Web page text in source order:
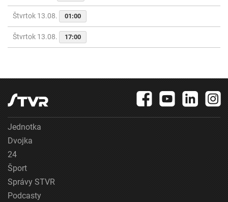
Štvrtok 13.08. 01:00
Štvrtok 13.08. 17:00
Jednotka
Dvojka
24
Šport
Správy STVR
Podcasty